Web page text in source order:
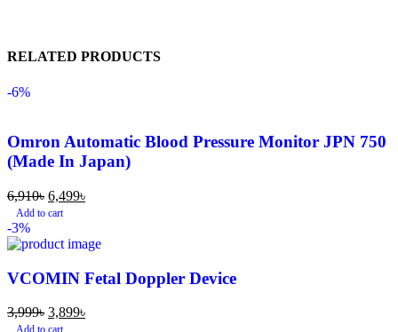
RELATED PRODUCTS
-6%
Omron Automatic Blood Pressure Monitor JPN 750
(Made In Japan)
6,910৳ 6,499৳
Add to cart
-3%
VCOMIN Fetal Doppler Device
3,999৳ 3,899৳